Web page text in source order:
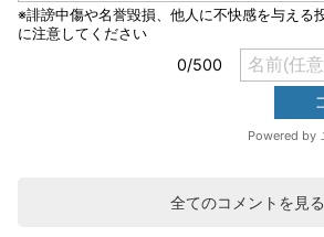
全てのコメントを見る